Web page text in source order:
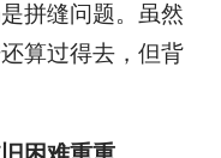
拼缝问题。虽然
算过得去，但背